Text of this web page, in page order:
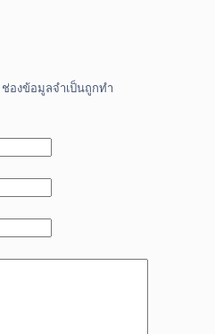
ช่องข้อมูลจำเป็นถูกทำ